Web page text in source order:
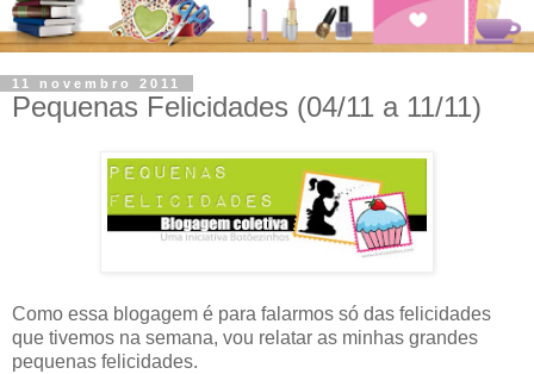
11 novembro 2011
Pequenas Felicidades (04/11 a 11/11)
Como essa blogagem é para falarmos só das felicidades
que tivemos na semana, vou relatar as minhas grandes
pequenas felicidades.